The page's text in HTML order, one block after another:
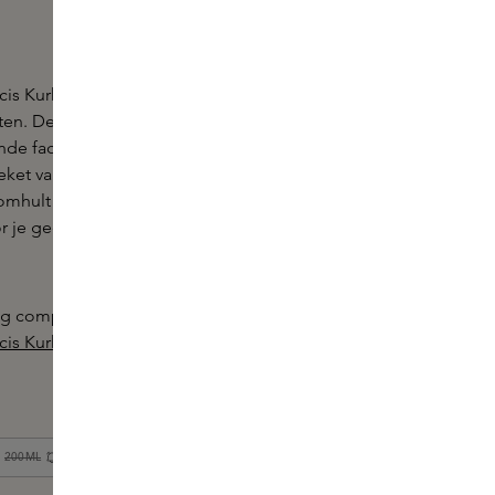
Kurkdjian is een zintuigelijk parfum met
De verfijnde geur opent met de frisse noot van
facetten van aldehyden, waarna het hart van de
van bloemen overbrengt met onder andere
je ten slotte met sandelhout en witte musk
je geen genoeg kunt krijgen van deze levendige
compleet met de andere producten in de geur
Kurkdjian
200ML